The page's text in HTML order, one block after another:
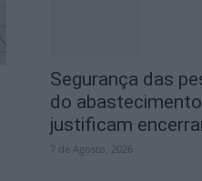
Segurança das
do
justificam
7 de Agosto, 2026